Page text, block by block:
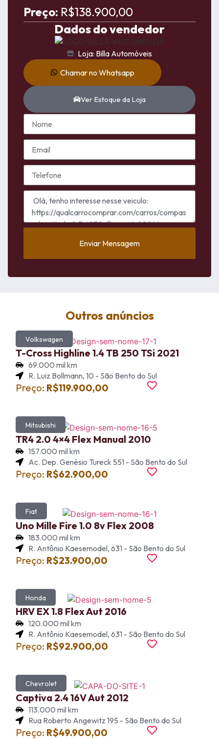
Preço: R$138.900,00
Dados do vendedor
Loja: Billa Automóveis
Chamar no Whatsapp
Ver Estoque da Loja
Enviar Mensagem
Outros anúncios
Volkswagen
T-Cross Highline 1.4 TB 250 TSi 2021
69.000 mil km
R. Luiz Bollmann, 10 - São Bento do Sul
Preço: R$119.900,00
Mitsubishi
TR4 2.0 4×4 Flex Manual 2010
157.000 mil km
Ac. Dep. Genésio Tureck 551 - São Bento do Sul
Preço: R$62.900,00
Fiat
Uno Mille Fire 1.0 8v Flex 2008
183.000 mil km
R. Antônio Kaesemodel, 631 - São Bento do Sul
Preço: R$23.900,00
Honda
HRV EX 1.8 Flex Aut 2016
120.000 mil km
R. Antônio Kaesemodel, 631 - São Bento do Sul
Preço: R$92.900,00
Chevrolet
Captiva 2.4 16V Aut 2012
113.000 mil km
Rua Roberto Angewitz 195 - São Bento do Sul
Preço: R$49.900,00